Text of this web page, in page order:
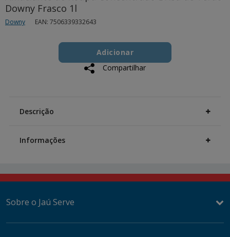
Downy Frasco 1l
Downy EAN: 7506339332643
to
cart
Product
ActionsAdicionar
Compartilhar
Information
Descrição
Informações
Sobre o Jaú Serve